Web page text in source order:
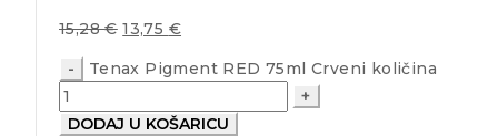
15,28€ 13,75 €
Tenax Pigment RED 75ml Crveni količina
DODAJ U KOŠARICU